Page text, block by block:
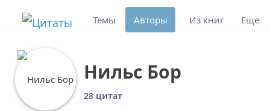
Нильс Бор
28 цитат
Темы Авторы Из книг Еще